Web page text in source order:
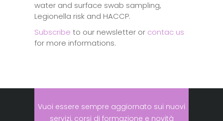
water and surface swab sampling,
Legionella risk and HACCP.
Subscribe to our newsletter or contac us
for more informations.
Vuoi essere sempre aggiornato sui nuovi
servizi, corsi di formazione e novità